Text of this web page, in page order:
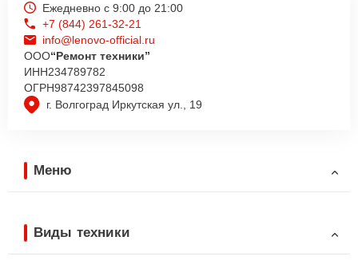
г. Волгоград Иркутская ул., 19
Ежедневно с 9:00 до 21:00
+7 (844) 261-32-21
info@lenovo-official.ru
ООО“Ремонт техники”
ИНН234789782
ОГРН98742397845098
Меню
Виды техники